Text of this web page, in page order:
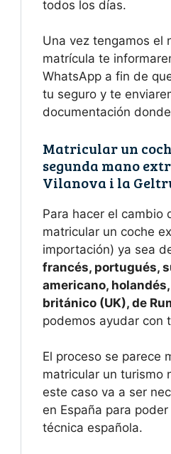
todos los días.
Una vez tengamos el
matrícula te
WhatsApp a fin de
tu seguro y te
documentación
Matricular un
segunda mano
Vilanova i la
Para hacer el cambio
matricular un coche
importación) ya sea
francés, portugués,
americano,
británico (UK), de
podemos ayudar con
El proceso se parece
matricular un turismo
este caso va a ser
en España para
técnica española.